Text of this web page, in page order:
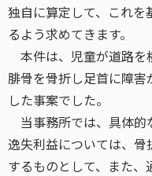
独自に算定して、これ
るよう求めてきます。
本件は、児童が道路を
腓骨を骨折し足首に障
した事案でした。
当事務所では、具体的
逸失利益については、
するものとして、また